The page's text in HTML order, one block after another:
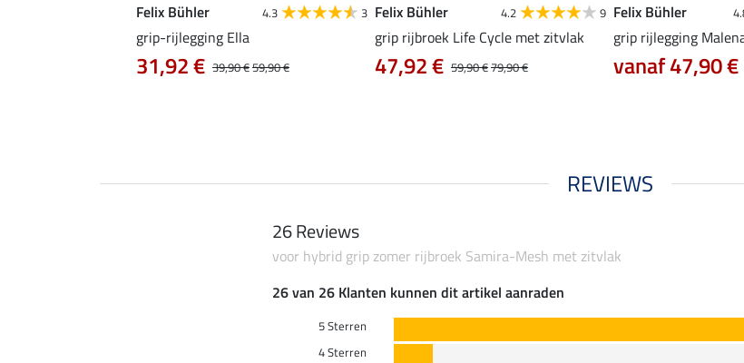
Felix Bühler 4.3 3
grip-rijlegging Ella
39,90 €59,90 €
31,92 €
Felix Bühler 4.2 9
grip rijbroek Life Cycle met zitvlak
59,90 €79,90 €
47,92 €
Felix Bühler
grip rijlegging
vanaf 47,90 €
REVIEWS
26 Reviews
voor hybrid grip zomer rijbroek Samira-Mesh met zitvlak
26 van 26 Klanten kunnen dit artikel aanraden
5 Sterren
4 Sterren